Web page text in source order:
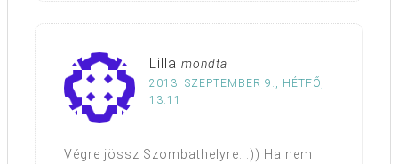
Lilla mondta
2013. SZEPTEMBER 9., HÉTFŐ,
13:11
Végre jössz Szombathelyre. :)) Ha nem